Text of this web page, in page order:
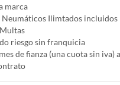
marca
Ilimtados incluidos
riesgo sin franquicia
de fianza (una cuota sin iva)